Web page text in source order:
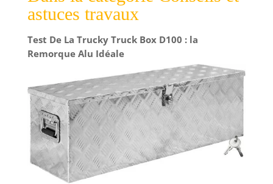
astuces travaux
Test De La Trucky Truck Box D100 : la
Remorque Alu Idéale